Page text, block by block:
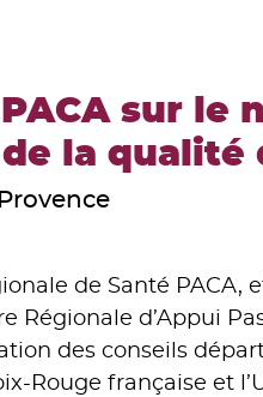
sur le
la qualité
de Santé PACA,
Régionale d’Appui
des conseils
Rouge française et